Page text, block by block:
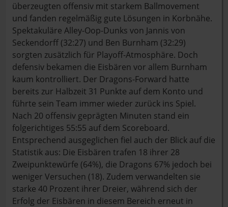
überzeugten offensiv mit starkem Ballmovement
und fanden regelmäßig gute Lösungen in Korbnähe.
Spektakuläre Alley-Oop-Dunks von Jannis von
Seckendorff (32:27) und Ben Burnham (32:29)
sorgten zusätzlich für Playoff-Atmosphäre. Doch
defensiv bekamen die Eisbären vor allem Burnham
kaum kontrolliert. Der Dragons-Forward hatte
bereits zur Halbzeit 31 Punkte auf dem Konto und
führte sein Team immer wieder zurück ins Spiel.
Nach 20 offensiv geprägten Minuten stand ein
folgerichtiges 55:55 auf dem Scoreboard.
Entsprechend ausgeglichen fiel auch der Blick auf die
Statistik aus: Die Eisbären trafen 18 ihrer 28
Zweipunktewürfe (64%), die Dragons 67% jedoch bei
weniger Versuchen (18). Zudem verwandelten sie
starke 40 Prozent ihrer Dreier, während sich der
Erfolg der Eisbären in diesem Bereich erneut in